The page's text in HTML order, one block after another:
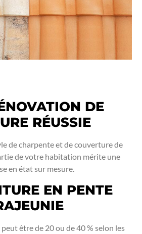
DE
RÉUSSIE
de charpente et de couverture de
de votre habitation mérite une
en état sur mesure.
EN PENTE
être de 20 ou de 40 % selon les